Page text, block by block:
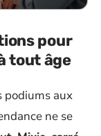
pour
tout âge
podiums aux
ne se